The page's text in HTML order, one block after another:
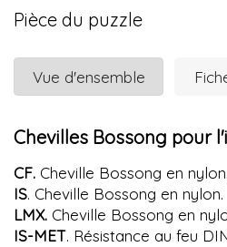
Pièce du puzzle
Vue d'ensemble
Chevilles Bossong pour
CF. Cheville Bossong en nylon.
IS. Cheville Bossong en nylon.
LMX. Cheville Bossong en
IS-MET. Résistance au feu